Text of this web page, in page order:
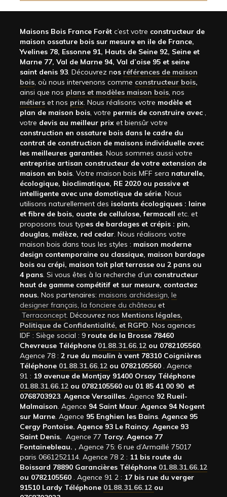
Maisons Bois France Forêt c’est votre constructeur de
maison ossature bois sur mesure en ile de France,
Yvelines 78, Essonne 91, Hauts de Seine 92, Seine et
Marne 77, Val de Marne 94, Val d’oise 95 et seine
saint denis 93. Découvrez nos références de maison
bois, où nous intervenons comme constructeur bois,
ainsi que nos plans et modèles maison bois, nos
métiers et nos prix. Nous réalisons votre modèle et
plan de maison bois, votre permis de construire avec ,
votre devis au meilleur prix et biensûr votre
construction en ossature bois dans le cadre du
contrat de construction de maisons individuelle avec
les meilleures garanties. Nous sommes aussi votre
entreprise artisan constructeur de votre extension de
maison en bois. Votre maison bois MFF sera naturelle,
écologique, bioclimatique, RE 2020 ou passive et
intelligente avec une domotique de série. Nous
utilisons naturellement des isolants écologiques : laine
et fibre de bois, ouate de cellulose, fermacell etc. et
proposons tous types de bardages et crépis : pin,
douglas, mélèze, red cedar. Nous réalisons votre
maison bois dans tous les styles : maison moderne
design contemporaine ou classique, maison bardage
bois ou crépi, maison toit plat terrasse ou 2 pans ou
4 pans. Si vous êtes à la recherche d’un constructeur
haut de gamme compétitif et sur mesure, contactez
nous. Nos partenaires: maisons archidesign, le
designer français, la fonciere du château et
Terraconcept. Découvrez nos Mentions légales,
Politique de Confidentialité, et RGPD. Nos agences
IDF : Siège social : 9 route de la Brosse 78460
Chevreuse Téléphone 01.88.31.66.12 ou 0782105560.
Agence 78 : 2 rue du moulin à vent 78310 Coignières
Téléphone 01.88.31.66.12 ou 0782105560 . Agence
91 : 19 avenue de Montjay 91400 Orsay Téléphone
01.88.31.66.12 ou 0782105560 ou 01 85 41 00 90 et
0768703923. Agence Versailles. Agence 92 Rueil-
Malmaison. Agence 94 Saint Maur. Agence 94 Nogent
sur Marne. Agence 95 Enghien les Bains. Agence 95
Cergy Pontoise. Agence 93 Le Raincy. Agence 93
Saint Denis. Agence 77 Torcy. Agence 77
Fontainebleau. , Agence 75: 6 rue d’Armaillé 75017
paris 0661252114. Agence 78 2 : 11 bis route du
Boissard 78890 Garancières Téléphone 01.88.31.66.12
ou 0782105560 . Agence 91 2 : 17 bis rue du verger
91510 Lardy Téléphone 01.88.31.66.12 ou